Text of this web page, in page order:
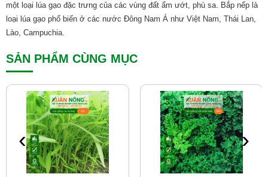
một loại lúa gạo đặc trưng của các vùng đất ẩm ướt, phù sa. Bắp nếp là
loại lúa gạo phổ biến ở các nước Đông Nam Á như Việt Nam, Thái Lan,
Lào, Campuchia.
SẢN PHẨM CÙNG MỤC
‹ ›